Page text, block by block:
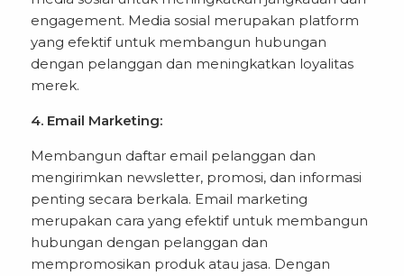
engagement. Media sosial merupakan platform
yang efektif untuk membangun hubungan
dengan pelanggan dan meningkatkan loyalitas
merek.
4. Email Marketing:
Membangun daftar email pelanggan dan
mengirimkan newsletter, promosi, dan informasi
penting secara berkala. Email marketing
merupakan cara yang efektif untuk membangun
hubungan dengan pelanggan dan
mempromosikan produk atau jasa. Dengan